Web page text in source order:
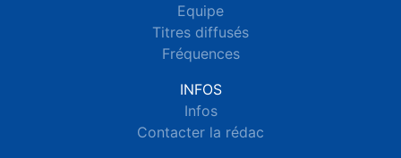
Equipe
Titres diffusés
Fréquences
INFOS
Infos
Contacter la rédac